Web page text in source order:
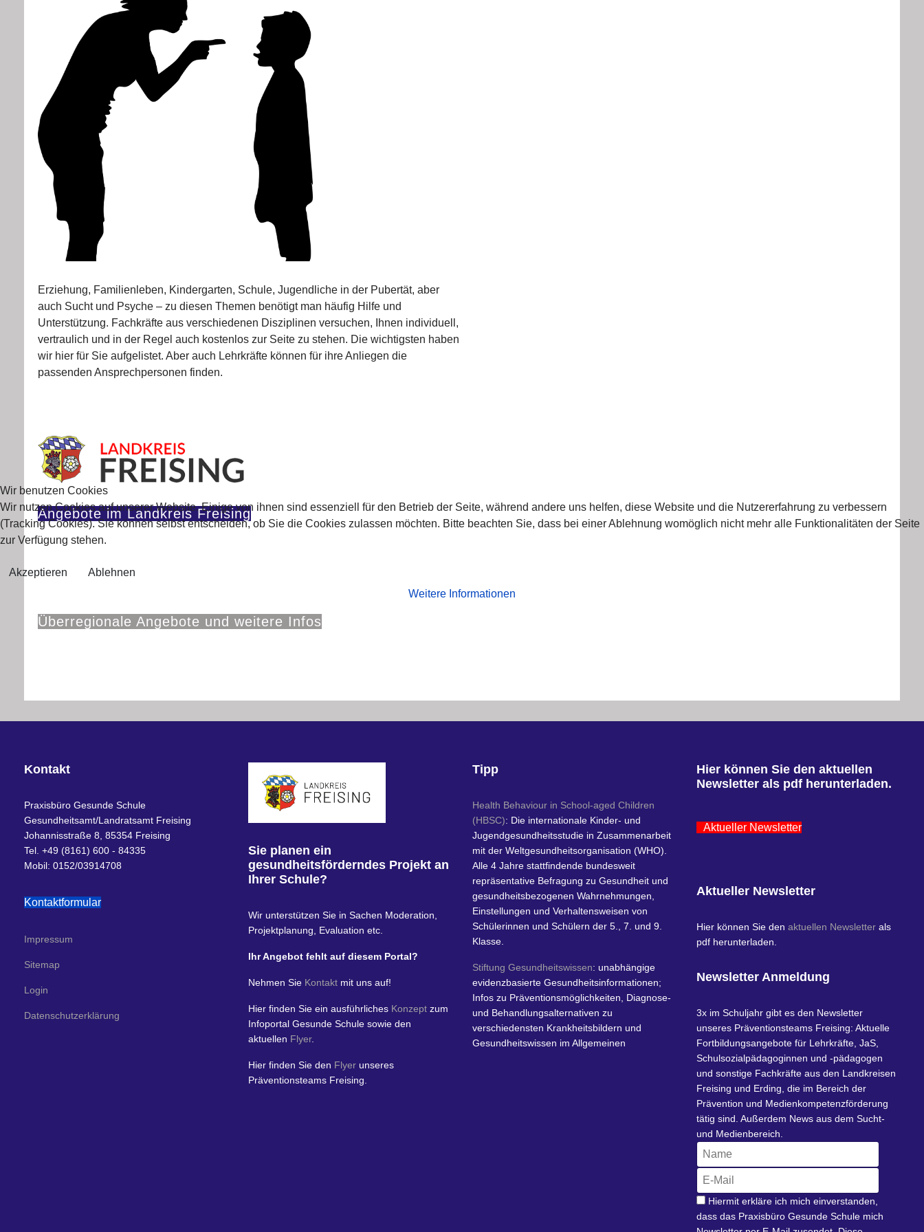
Erziehung, Familienleben, Kindergarten, Schule, Jugendliche in der Pubertät, aber
auch Sucht und Psyche – zu diesen Themen benötigt man häufig Hilfe und
Unterstützung. Fachkräfte aus verschiedenen Disziplinen versuchen, Ihnen individuell,
vertraulich und in der Regel auch kostenlos zur Seite zu stehen. Die wichtigsten haben
wir hier für Sie aufgelistet. Aber auch Lehrkräfte können für ihre Anliegen die
passenden Ansprechpersonen finden.
Angebote im Landkreis Freising
Überregionale Angebote und weitere Infos
Kontakt
Praxisbüro Gesunde Schule
Gesundheitsamt/Landratsamt Freising
Johannisstraße 8, 85354 Freising
Tel. +49 (8161) 600 - 84335
Mobil: 0152/03914708
Kontaktformular
Impressum
Sitemap
Login
Datenschutzerklärung
Sie planen ein
gesundheitsförderndes Projekt an
Ihrer Schule?
Wir unterstützen Sie in Sachen Moderation,
Projektplanung, Evaluation etc.
Ihr Angebot fehlt auf diesem Portal?
Nehmen Sie Kontakt mit uns auf!
Hier finden Sie ein ausführliches Konzept zum
Infoportal Gesunde Schule sowie den
aktuellen Flyer.
Hier finden Sie den Flyer unseres
Präventionsteams Freising.
Tipp
Health Behaviour in School-aged Children
(HBSC): Die internationale Kinder- und
Jugendgesundheitsstudie in Zusammenarbeit
mit der Weltgesundheitsorganisation (WHO).
Alle 4 Jahre stattfindende bundesweit
repräsentative Befragung zu Gesundheit und
gesundheitsbezogenen Wahrnehmungen,
Einstellungen und Verhaltensweisen von
Schülerinnen und Schülern der 5., 7. und 9.
Klasse.
Stiftung Gesundheitswissen: unabhängige
evidenzbasierte Gesundheitsinformationen;
Infos zu Präventionsmöglichkeiten, Diagnose-
und Behandlungsalternativen zu
verschiedensten Krankheitsbildern und
Gesundheitswissen im Allgemeinen
Hier können Sie den aktuellen
Newsletter als pdf herunterladen.
Aktueller Newsletter
Aktueller Newsletter
Hier können Sie den aktuellen Newsletter als
pdf herunterladen.
Newsletter Anmeldung
3x im Schuljahr gibt es den Newsletter
unseres Präventionsteams Freising: Aktuelle
Fortbildungsangebote für Lehrkräfte, JaS,
Schulsozialpädagoginnen und -pädagogen
und sonstige Fachkräfte aus den Landkreisen
Freising und Erding, die im Bereich der
Prävention und Medienkompetenzförderung
tätig sind. Außerdem News aus dem Sucht-
und Medienbereich.
Hiermit erkläre ich mich einverstanden,
dass das Praxisbüro Gesunde Schule mich
Wir benutzen Cookies
Wir nutzen Cookies auf unserer Website. Einige von ihnen sind essenziell für den Betrieb der Seite, während andere uns helfen, diese Website und die Nutzererfahrung zu verbessern
(Tracking Cookies). Sie können selbst entscheiden, ob Sie die Cookies zulassen möchten. Bitte beachten Sie, dass bei einer Ablehnung womöglich nicht mehr alle Funktionalitäten der Seite
zur Verfügung stehen.
Akzeptieren
Ablehnen
Weitere Informationen